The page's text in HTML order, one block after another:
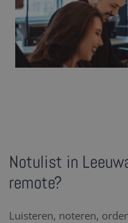
Notulist in
remote?
Luisteren, noteren,